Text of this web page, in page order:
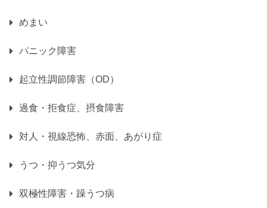
めまい
パニック障害
起立性調節障害（OD）
過食・拒食症、摂食障害
対人・視線恐怖、赤面、あがり症
うつ・抑うつ気分
双極性障害・躁うつ病